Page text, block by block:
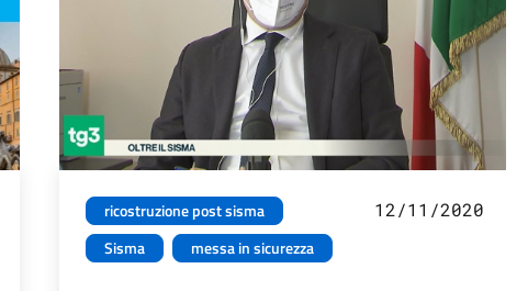
ricostruzione post sisma
Sisma
messa in sicurezza
12/11/2020